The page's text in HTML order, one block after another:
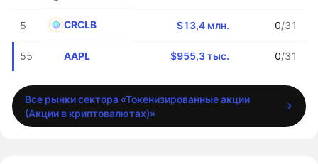
5 CRCLB $13,4 млн. 0/31
55 AAPL $955,3 тыс. 0/31
Все рынки сектора «Токенизированные акции
(Акции в криптовалютах)»